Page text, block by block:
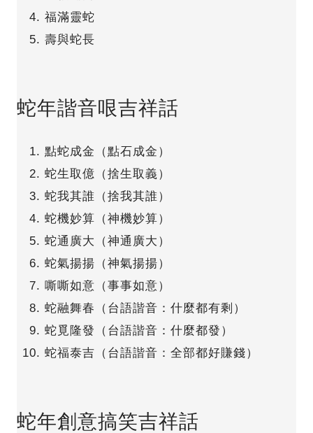
福滿靈蛇
壽與蛇長
蛇年諧音哏吉祥話
點蛇成金（點石成金）
蛇生取億（捨生取義）
蛇我其誰（捨我其誰）
蛇機妙算（神機妙算）
蛇通廣大（神通廣大）
蛇氣揚揚（神氣揚揚）
嘶嘶如意（事事如意）
蛇融舞春（台語諧音：什麼都有剩）
蛇覓隆發（台語諧音：什麼都發）
蛇福泰吉（台語諧音：全部都好賺錢）
蛇年創意搞笑吉祥話